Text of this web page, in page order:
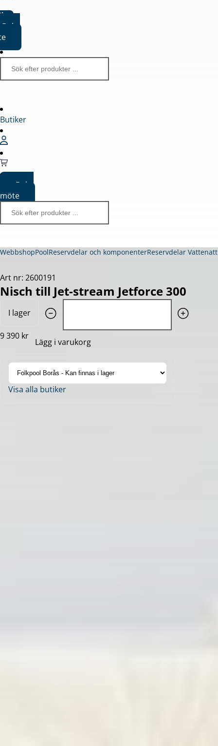
Boka
Butiker
Boka
möte
WebbshopPoolReservdelar och komponenterReservdelar
Art nr: 2600191
Nisch till Jet-stream Jetforce 300
I lager
9 390 kr
Lägg i varukorg
Visa alla butiker